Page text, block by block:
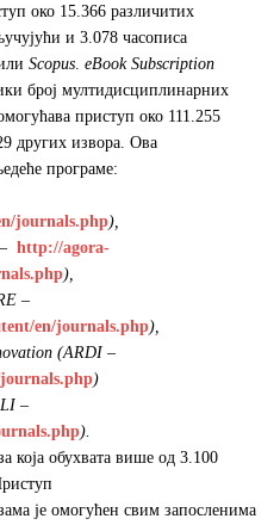
око 15.366 различитих
и 3.078 часописа
Scopus eBook Subscription
број мултидисциплинарних
приступ око 111.255
других извора. Ова
програме:
journals.php),
– http://agora-
),
–
en/journals.php),
(ARDI –
)
–
).
која обухвата више од 3.100
је омогућен свим запосленима